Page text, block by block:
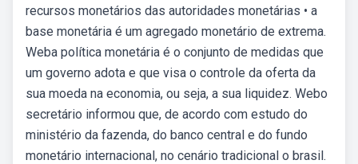
recursos monetários das autoridades monetárias • a
base monetária é um agregado monetário de extrema.
Weba política monetária é o conjunto de medidas que
um governo adota e que visa o controle da oferta da
sua moeda na economia, ou seja, a sua liquidez. Webo
secretário informou que, de acordo com estudo do
ministério da fazenda, do banco central e do fundo
monetário internacional, no cenário tradicional o brasil.